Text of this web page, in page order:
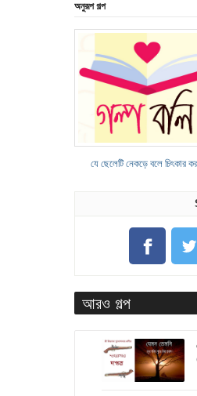
অনুরূপ গল্প
যে ছেলেটি নেকড়ে বলে চিৎকার
আরও গল্প